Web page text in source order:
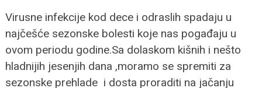
Virusne infekcije kod dece i odraslih spadaju u
najčešće sezonske bolesti koje nas pogađaju u
ovom periodu godine.Sa dolaskom kišnih i nešto
hladnijih jesenjih dana ,moramo se spremiti za
sezonske prehlade i dosta proraditi na jačanju